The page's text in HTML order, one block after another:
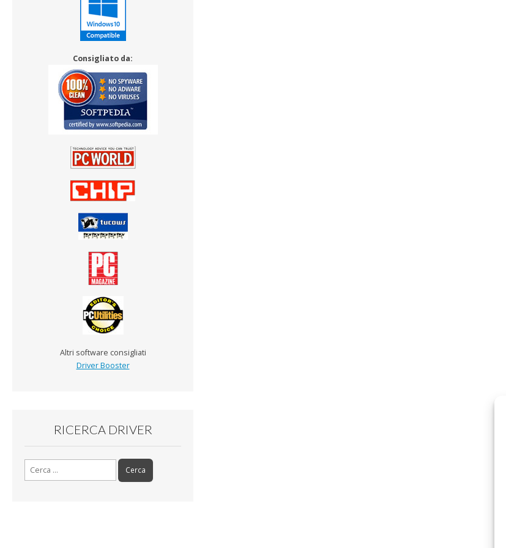
Consigliato da:
Altri software consigliati
Driver Booster
RICERCA DRIVER
Ricerca per: